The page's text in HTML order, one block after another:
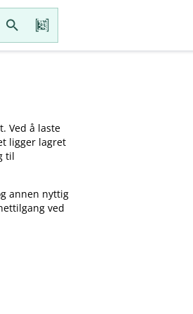
Ved å laste
ligger lagret
til
annen nyttig
ved